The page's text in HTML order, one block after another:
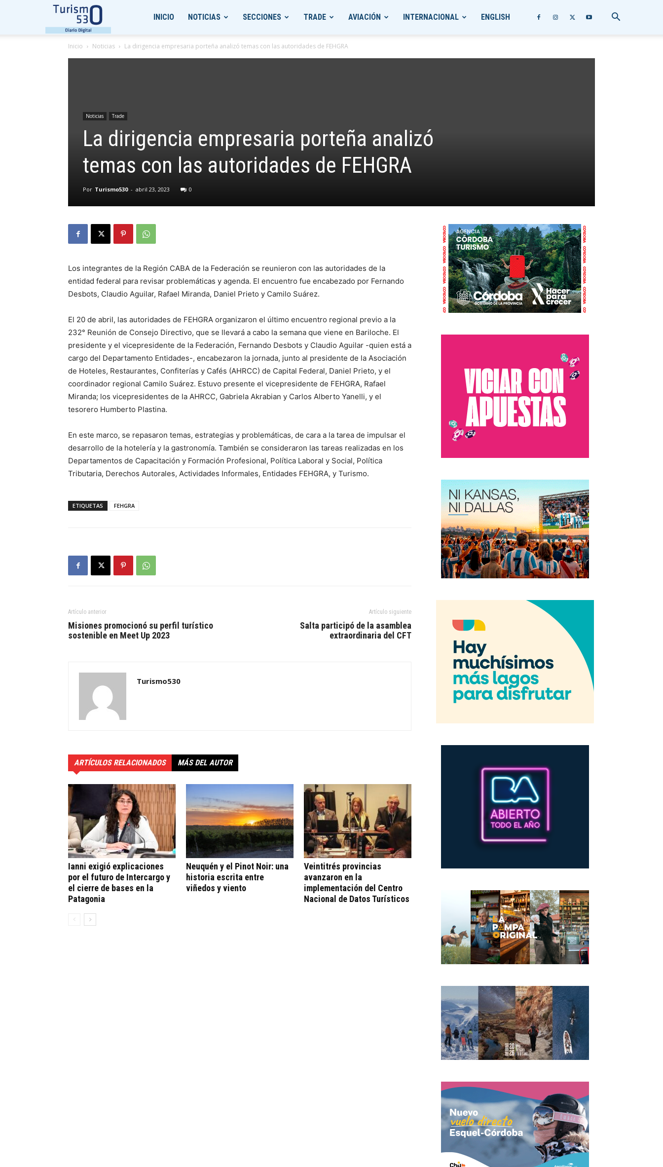
INICIO NOTICIAS SECCIONES TRADE AVIACIÓN INTERNACIONAL ENGLISH
Inicio Noticias La dirigencia empresaria porteña analizó temas con las autoridades de FEHGRA
Noticias Trade
La dirigencia empresaria porteña analizó
temas con las autoridades de FEHGRA
Por Turismo530 - abril 23, 2023 0
Los integrantes de la Región CABA de la Federación se reunieron con las autoridades de la
entidad federal para revisar problemáticas y agenda. El encuentro fue encabezado por Fernando
Desbots, Claudio Aguilar, Rafael Miranda, Daniel Prieto y Camilo Suárez.
El 20 de abril, las autoridades de FEHGRA organizaron el último encuentro regional previo a la
232° Reunión de Consejo Directivo, que se llevará a cabo la semana que viene en Bariloche. El
presidente y el vicepresidente de la Federación, Fernando Desbots y Claudio Aguilar -quien está a
cargo del Departamento Entidades-, encabezaron la jornada, junto al presidente de la Asociación
de Hoteles, Restaurantes, Confiterías y Cafés (AHRCC) de Capital Federal, Daniel Prieto, y el
coordinador regional Camilo Suárez. Estuvo presente el vicepresidente de FEHGRA, Rafael
Miranda; los vicepresidentes de la AHRCC, Gabriela Akrabian y Carlos Alberto Yanelli, y el
tesorero Humberto Plastina.
En este marco, se repasaron temas, estrategias y problemáticas, de cara a la tarea de impulsar el
desarrollo de la hotelería y la gastronomía. También se consideraron las tareas realizadas en los
Departamentos de Capacitación y Formación Profesional, Política Laboral y Social, Política
Tributaria, Derechos Autorales, Actividades Informales, Entidades FEHGRA, y Turismo.
ETIQUETAS FEHGRA
Artículo anterior
Misiones promocionó su perfil turístico
sostenible en Meet Up 2023
Artículo siguiente
Salta participó de la asamblea
extraordinaria del CFT
Turismo530
ARTÍCULOS RELACIONADOS MÁS DEL AUTOR
Ianni exigió explicaciones
por el futuro de Intercargo y
el cierre de bases en la
Patagonia
Neuquén y el Pinot Noir: una
historia escrita entre
viñedos y viento
Veintitrés provincias
avanzaron en la
implementación del Centro
Nacional de Datos Turísticos